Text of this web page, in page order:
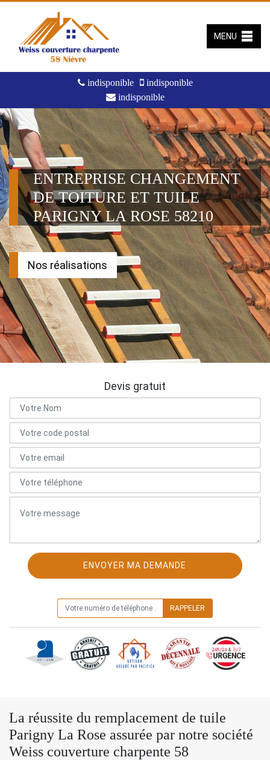
indisponible
indisponible
indisponible
MENU
ENTREPRISE CHANGEMENT
DE TOITURE ET TUILE
PARIGNY LA ROSE 58210
Nos réalisations
Devis gratuit
La réussite du remplacement de tuile
Parigny La Rose assurée par notre société
Weiss couverture charpente 58